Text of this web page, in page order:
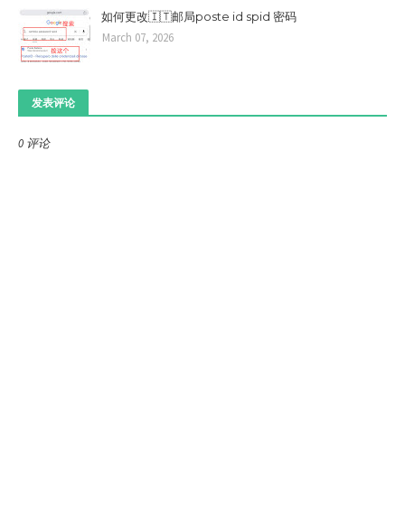
如何更改🇮🇹邮局poste id spid 密码
March 07, 2026
发表评论
0 评论